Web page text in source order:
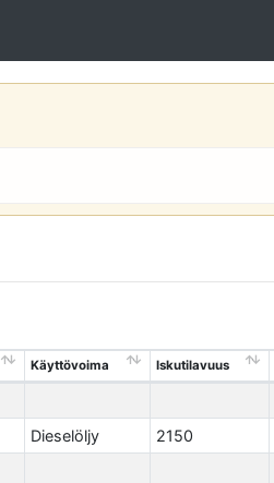
Käyttövoima Iskutilavuus
Dieselöljy 2150